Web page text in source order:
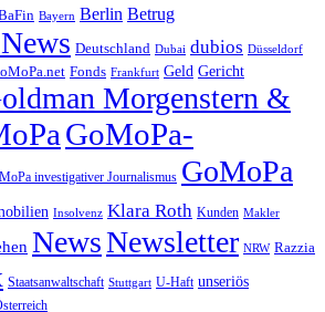
Bayern Berlin Betrug
Deutschland Dubai dubios Düsseldorf
Fonds Frankfurt Geld Gericht
Morgenstern &
GoMoPa-
investigativer Journalismus GoMoPa
Insolvenz Klara Roth Kunden Makler
NewsNewsletter NRW Razzia
Staatsanwaltschaft Stuttgart U-Haft unseriös